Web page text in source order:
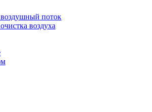
поток
воздуха